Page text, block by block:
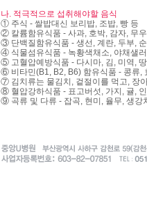
나. 적극적으로 섭취해야할 음식
① 주식 - 쌀밥대신 보리밥, 조밥, 빵 등
② 칼륨함유식품 - 사과, 호박, 감자, 무우
③ 단백질함유식품 - 생선, 계란, 두부,
④ 식물섬유식품 - 녹황색채소, 야채샐
⑤ 고혈압예방식품 - 다시마, 김, 미역,
⑥ 비타민(B1, B2, B6) 함유식품 - 콩류,
⑦ 김치류는 물김치, 겉절이를 먹고, 장
⑧ 혈압강하식품 - 표고버섯, 가지, 귤,
⑨ 곡류 및 다류 - 잡곡, 현미, 율무, 생강